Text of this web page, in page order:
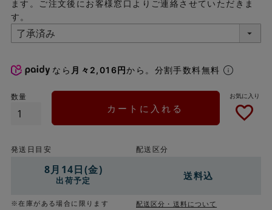
ます。ご注文後にお客様窓口よりご連絡させていただきま
す。
なら 月々2,016円から。分割手数料無料
カートに入れる
発送日目安
8月14日(金)
出荷予定
※在庫がある場合に限ります
配送区分
送料込
配送区分・送料について